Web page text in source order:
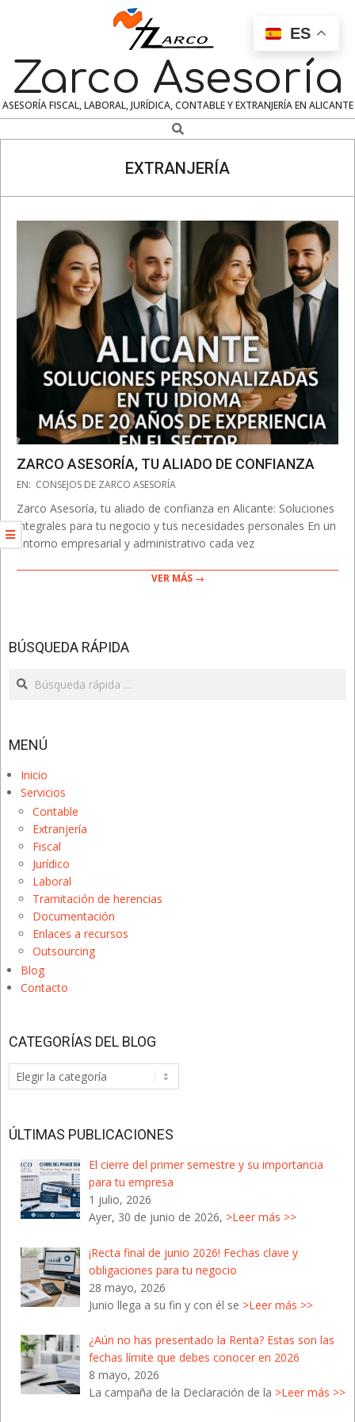
Zarco Asesoría
ASESORÍA FISCAL, LABORAL, JURÍDICA, CONTABLE Y EXTRANJERÍA EN ALICANTE
Search
EXTRANJERÍA
ZARCO ASESORÍA, TU ALIADO DE CONFIANZA
2025-
13
EN: CONSEJOS DE ZARCO ASESORÍA
Zarco Asesoría, tu aliado de confianza en Alicante: Soluciones
integrales para tu negocio y tus necesidades personales En un
entorno empresarial y administrativo cada vez
VER MÁS →
BÚSQUEDA RÁPIDA
Search
MENÚ
Inicio
Servicios
Contable
Extranjería
Fiscal
Jurídico
Laboral
Tramitación de herencias
Documentación
Enlaces a recursos
Outsourcing
Blog
Contacto
CATEGORÍAS DEL BLOG
Categorías
del
ÚLTIMAS PUBLICACIONES
El cierre del primer semestre y su importancia
para tu empresa
1 julio, 2026
Ayer, 30 de junio de 2026, >Leer más >>
¡Recta final de junio 2026! Fechas clave y
obligaciones para tu negocio
28 mayo, 2026
Junio llega a su fin y con él se >Leer más >>
¿Aún no has presentado la Renta? Estas son las
fechas límite que debes conocer en 2026
8 mayo, 2026
La campaña de la Declaración de la >Leer más >>
ES